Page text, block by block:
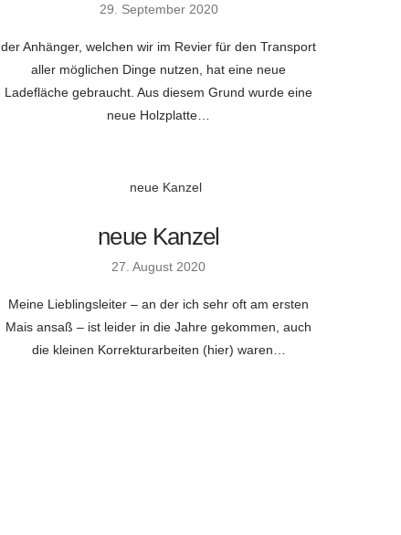
29. September 2020
der Anhänger, welchen wir im Revier für den Transport
aller möglichen Dinge nutzen, hat eine neue
Ladefläche gebraucht. Aus diesem Grund wurde eine
neue Holzplatte…
neue Kanzel
27. August 2020
Meine Lieblingsleiter – an der ich sehr oft am ersten
Mais ansaß – ist leider in die Jahre gekommen, auch
die kleinen Korrekturarbeiten (hier) waren…